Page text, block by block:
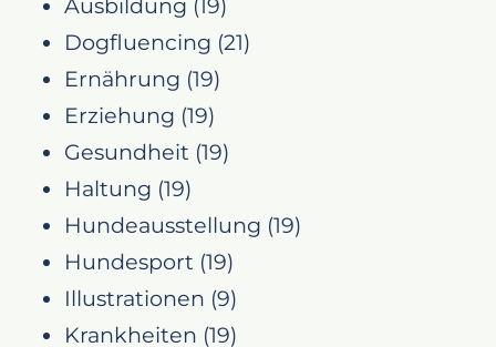
Dogfluencing (21)
Ernährung (19)
Erziehung (19)
Gesundheit (19)
Haltung (19)
Hundeausstellung (19)
Hundesport (19)
Illustrationen (9)
Krankheiten (19)